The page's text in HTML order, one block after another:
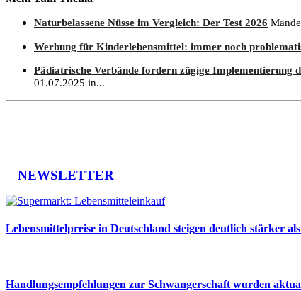
Naturbelassene Nüsse im Vergleich: Der Test 2026
Werbung für Kinderlebensmittel: immer noch
Pädiatrische Verbände fordern zügige Implementierung
01.07.2025 in...
NEWSLETTER
Lebensmittelpreise in Deutschland steigen deutlich stärker
Handlungsempfehlungen zur Schwangerschaft wurden